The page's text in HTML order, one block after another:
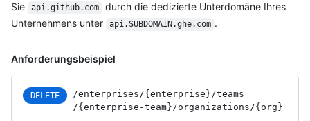
Sie
api.github.com
durch die dedizierte Unterdomäne Ihres
Unternehmens unter
api.SUBDOMAIN.ghe.com .
Anforderungsbeispiel
DELETE /enterprises/{enterprise}/teams
/{enterprise-team}/organizations/{org}